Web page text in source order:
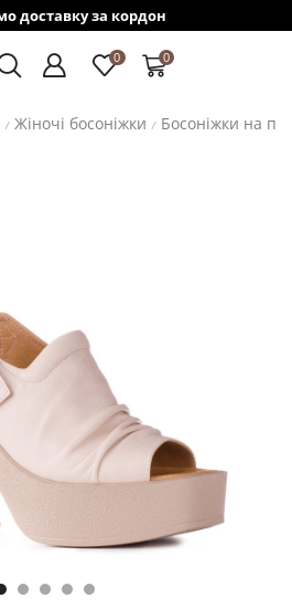
доставку за кордон
0 0
/ Жіночі босоніжки / Босоніжки на